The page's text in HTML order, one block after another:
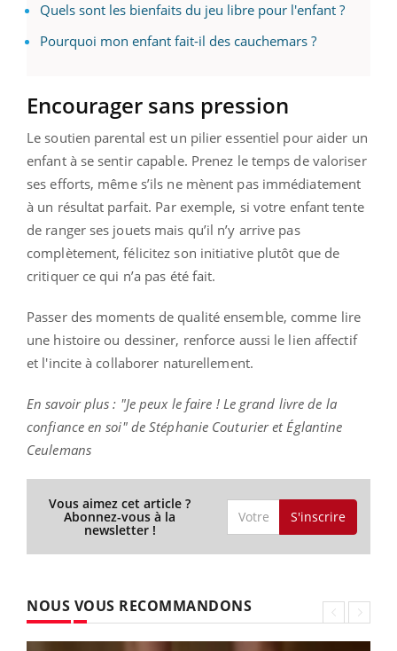
Quels sont les bienfaits du jeu libre pour l'enfant ?
Pourquoi mon enfant fait-il des cauchemars ?
Encourager sans pression
Le soutien parental est un pilier essentiel pour aider un
enfant à se sentir capable. Prenez le temps de valoriser
ses efforts, même s’ils ne mènent pas immédiatement
à un résultat parfait. Par exemple, si votre enfant tente
de ranger ses jouets mais qu’il n’y arrive pas
complètement, félicitez son initiative plutôt que de
critiquer ce qui n’a pas été fait.
Passer des moments de qualité ensemble, comme lire
une histoire ou dessiner, renforce aussi le lien affectif
et l'incite à collaborer naturellement.
En savoir plus : "Je peux le faire ! Le grand livre de la
confiance en soi" de Stéphanie Couturier et Églantine
Ceulemans
Vous aimez cet article ?
Abonnez-vous à la
newsletter !
S'inscrire
NOUS VOUS RECOMMANDONS